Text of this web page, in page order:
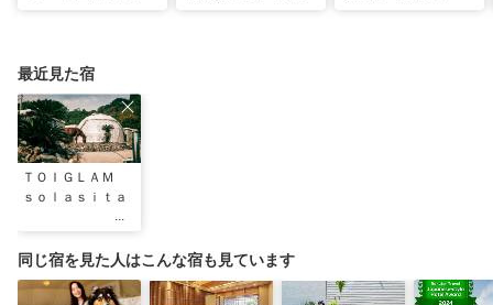
最近見た宿
ＴＯＩＧＬＡＭ
ｓｏｌａｓｉｔａ
同じ宿を見た人はこんな宿も見ています